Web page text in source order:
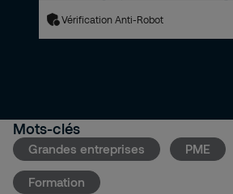
Vérification Anti-Robot
Mots-clés
Grandes entreprises PME
Formation